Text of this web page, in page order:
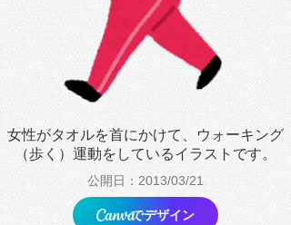
女性がタオルを首にかけて、ウォーキング
（歩く）運動をしているイラストです。
公開日：2013/03/21
でデザイン